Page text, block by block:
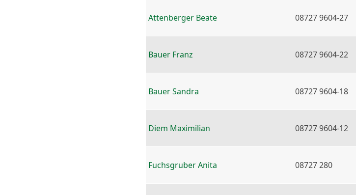
Attenberger Beate 08727 9604-27
Bauer Franz 08727 9604-22
Bauer Sandra 08727 9604-18
Diem Maximilian 08727 9604-12
Fuchsgruber Anita 08727 280